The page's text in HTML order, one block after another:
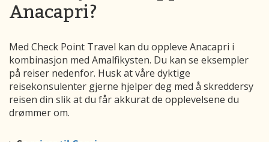
Anacapri?
Med Check Point Travel kan du oppleve Anacapri i
kombinasjon med Amalfikysten. Du kan se eksempler
på reiser nedenfor. Husk at våre dyktige
reisekonsulenter gjerne hjelper deg med å skreddersy
reisen din slik at du får akkurat de opplevelsene du
drømmer om.